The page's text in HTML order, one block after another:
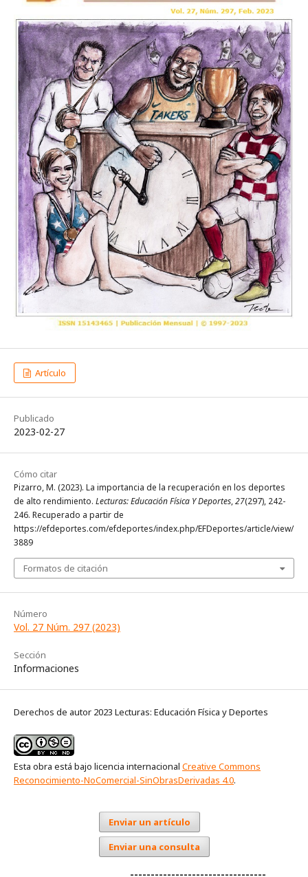
Artículo
Publicado
2023-02-27
Cómo citar
Pizarro, M. (2023). La importancia de la recuperación en los deportes
de alto rendimiento. Lecturas: Educación Física Y Deportes,27(297), 242-
246. Recuperado a partir de
https://efdeportes.com/efdeportes/index.php/EFDeportes/article/view/
3889
Formatos de citación
Número
Vol. 27 Núm. 297 (2023)
Sección
Informaciones
Derechos de autor 2023 Lecturas: Educación Física y Deportes
Esta obra está bajo licencia internacional Creative Commons
Reconocimiento-NoComercial-SinObrasDerivadas 4.0.
Enviar un artículo
Enviar una consulta
---------------------------------